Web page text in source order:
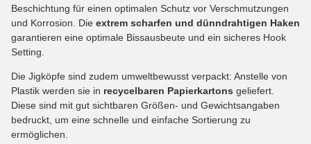
Beschichtung für einen optimalen Schutz vor Verschmutzungen
und Korrosion. Die extrem scharfen und dünndrahtigen Haken
garantieren eine optimale Bissausbeute und ein sicheres Hook
Setting.
Die Jigköpfe sind zudem umweltbewusst verpackt: Anstelle von
Plastik werden sie in recycelbaren Papierkartons geliefert.
Diese sind mit gut sichtbaren Größen- und Gewichtsangaben
bedruckt, um eine schnelle und einfache Sortierung zu
ermöglichen.